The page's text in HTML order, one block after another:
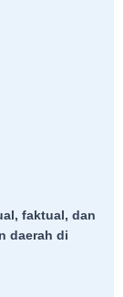
faktual, dan
daerah di